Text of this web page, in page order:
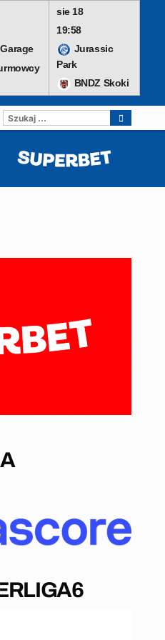
sie 18
19:58
Jurassic
Park
BNDZ Skoki
SZUKAJ: